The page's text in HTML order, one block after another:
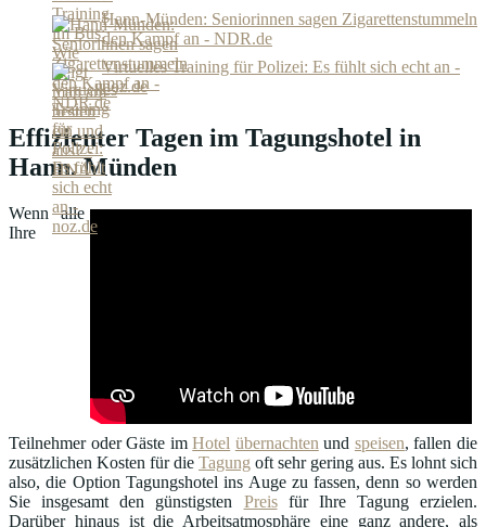
Hann-Münden: Seniorinnen sagen Zigarettenstummeln
den Kampf an - NDR.de
Virtuelles Training für Polizei: Es fühlt sich echt an -
noz.de
Effizienter Tagen im Tagungshotel in
Hann. Münden
Wenn alle
Ihre
Teilnehmer oder Gäste imHotel übernachten und speisen, fallen die
zusätzlichen Kosten für die Tagung oft sehr gering aus. Es lohnt sich
also, die Option Tagungshotel ins Auge zu fassen, denn so werden
Sie insgesamt den günstigsten Preisfür Ihre Tagung erzielen.
Darüber hinaus ist die Arbeitsatmosphäre eine ganz andere, als